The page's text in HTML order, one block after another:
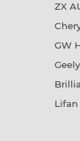
ZX
GW
Geely
Lifan